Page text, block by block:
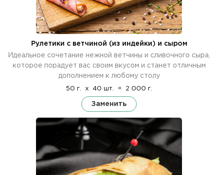
Рулетики с ветчиной (из индейки) и сыром
Идеальное сочетание нежной ветчины и сливочного сыра,
которое порадует вас своим вкусом и станет отличным
дополнением к любому столу
50 г. x 40 шт. = 2 000 г.
Заменить